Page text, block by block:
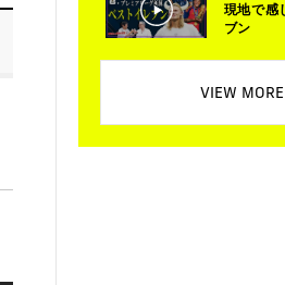
現地で感
ブン
VIEW MORE